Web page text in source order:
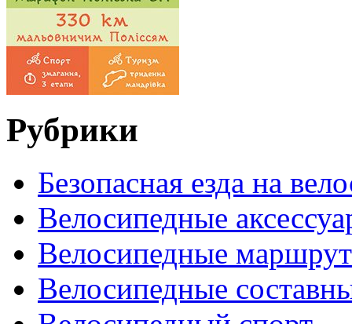
Рубрики
Безопасная езда на
Велосипедные
Велосипедные
Велосипедные